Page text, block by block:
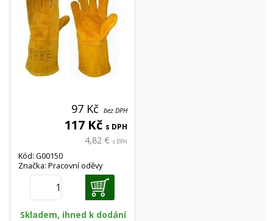
97 Kč bez DPH
117 Kč s DPH
4,82 € s DPH
Kód: G00150
Značka: Pracovní oděvy
Skladem, ihned k dodání